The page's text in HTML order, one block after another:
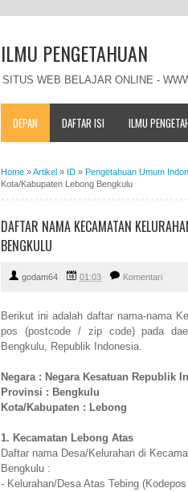
ILMU PENGETAHUAN
SITUS WEB BELAJAR ONLINE -
DEPAN DAFTAR ISI ILMU
Home »Artikel » ID » Pengetahuan Umum
Kota/Kabupaten Lebong Bengkulu
DAFTAR NAMA KECAMATAN
BENGKULU
godam64 01:03 Komentari
Berikut ini adalah daftar nama-nama
pos (postcode / zip code) pada
Bengkulu, Republik Indonesia.
Negara : Negara Kesatuan Republik
Provinsi : Bengkulu
Kota/Kabupaten : Lebong
1. Kecamatan Lebong Atas
Daftar nama Desa/Kelurahan di
Bengkulu :
- Kelurahan/Desa Atas Tebing